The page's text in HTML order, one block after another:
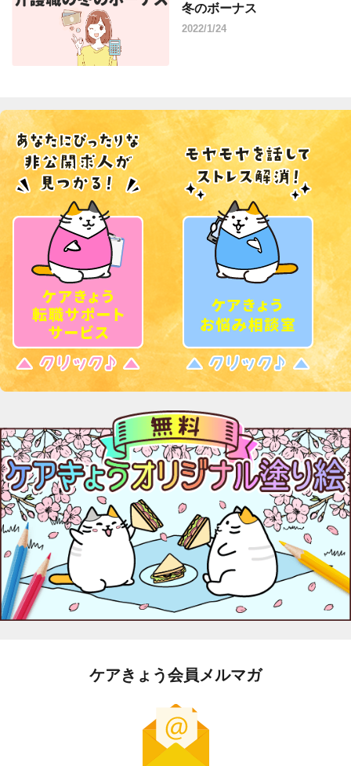
冬のボーナス
2022/1/24
ケアきょう会員メルマガ